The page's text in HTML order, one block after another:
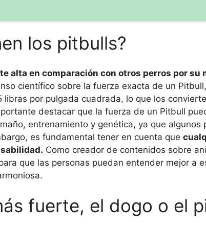
los pitbulls?
alta en comparación con otros perros por su
científico sobre la fuerza exacta de un
por pulgada cuadrada, lo que los
destacar que la fuerza de un Pitbull
entrenamiento y genética, ya que algunos
es fundamental tener en cuenta que
Como creador de contenidos sobre
que las personas puedan entender mejor a
fuerte, el dogo o el